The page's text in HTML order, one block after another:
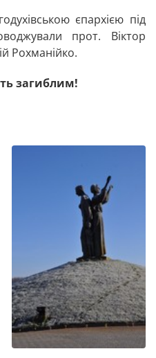
єпархією під
прот. Віктор
Рохманійко.
загиблим!